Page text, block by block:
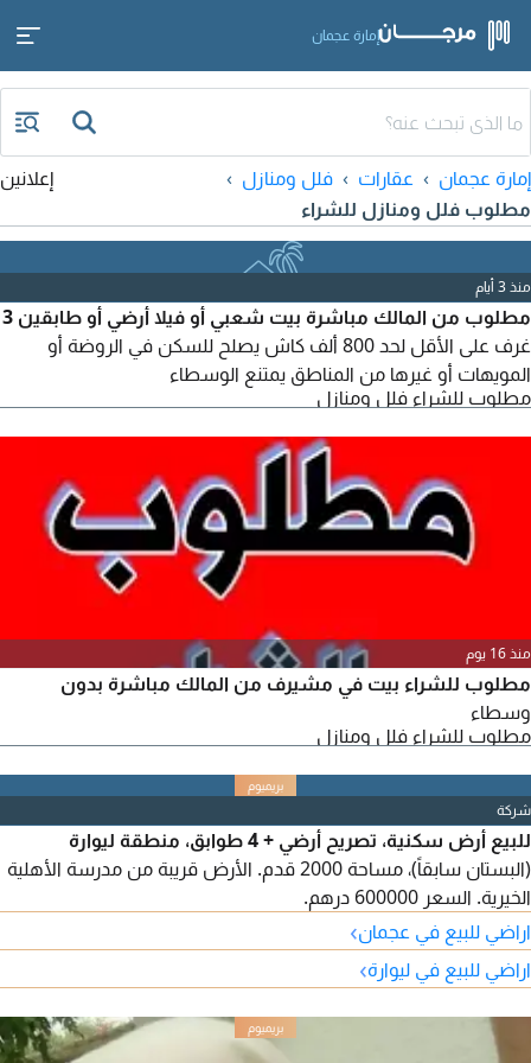
إمارة عجمان
إمارة عجمان عقارات
فلل ومنازل
مطلوب فلل ومنازل للشراء
إعلانين
منذ 3 أيام
مطلوب من المالك مباشرة بيت شعبي أو فيلا أرضي أو طابقين 3
غرف على الأقل لحد 800 ألف كاش يصلح للسكن في الروضة أو
المويهات أو غيرها من المناطق يمتنع الوسطاء
مطلوب للشراء فلل ومنازل
منذ 16 يوم
مطلوب للشراء بيت في مشيرف من المالك مباشرة بدون
وسطاء
مطلوب للشراء فلل ومنازل
شركة
للبيع أرض سكنية، تصريح أرضي + 4 طوابق، منطقة ليوارة
(البستان سابقاً)، مساحة 2000 قدم. الأرض قريبة من مدرسة الأهلية
الخيرية. السعر 600000 درهم.
اراضي للبيع في عجمان›
اراضي للبيع في ليوارة›